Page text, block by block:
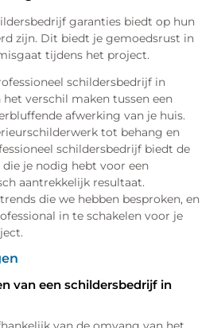
garanties biedt op hun
zijn. Dit biedt je gemoedsrust in
tijdens het project.
schildersbedrijf in
verschil maken tussen een
afwerking van je huis.
tot behang en
schildersbedrijf biedt de
je nodig hebt voor een
aantrekkelijk resultaat.
die we hebben besproken, en
in te schakelen voor je
van een schildersbedrijf in